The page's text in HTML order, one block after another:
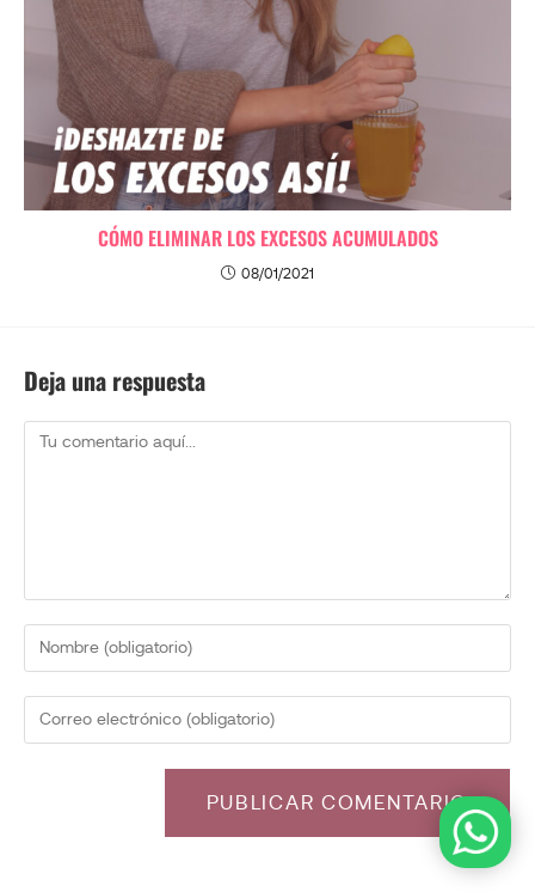
CÓMO ELIMINAR LOS EXCESOS ACUMULADOS
08/01/2021
Deja una respuesta